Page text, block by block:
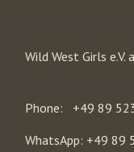
Wild West Girls e.V.
Phone: +49 89
WhatsApp: +49 89